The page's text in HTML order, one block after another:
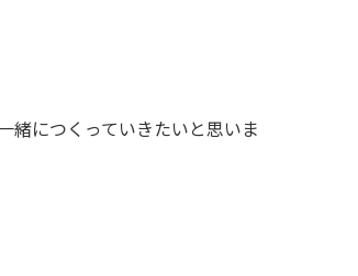
緒につくっていきたいと思いま